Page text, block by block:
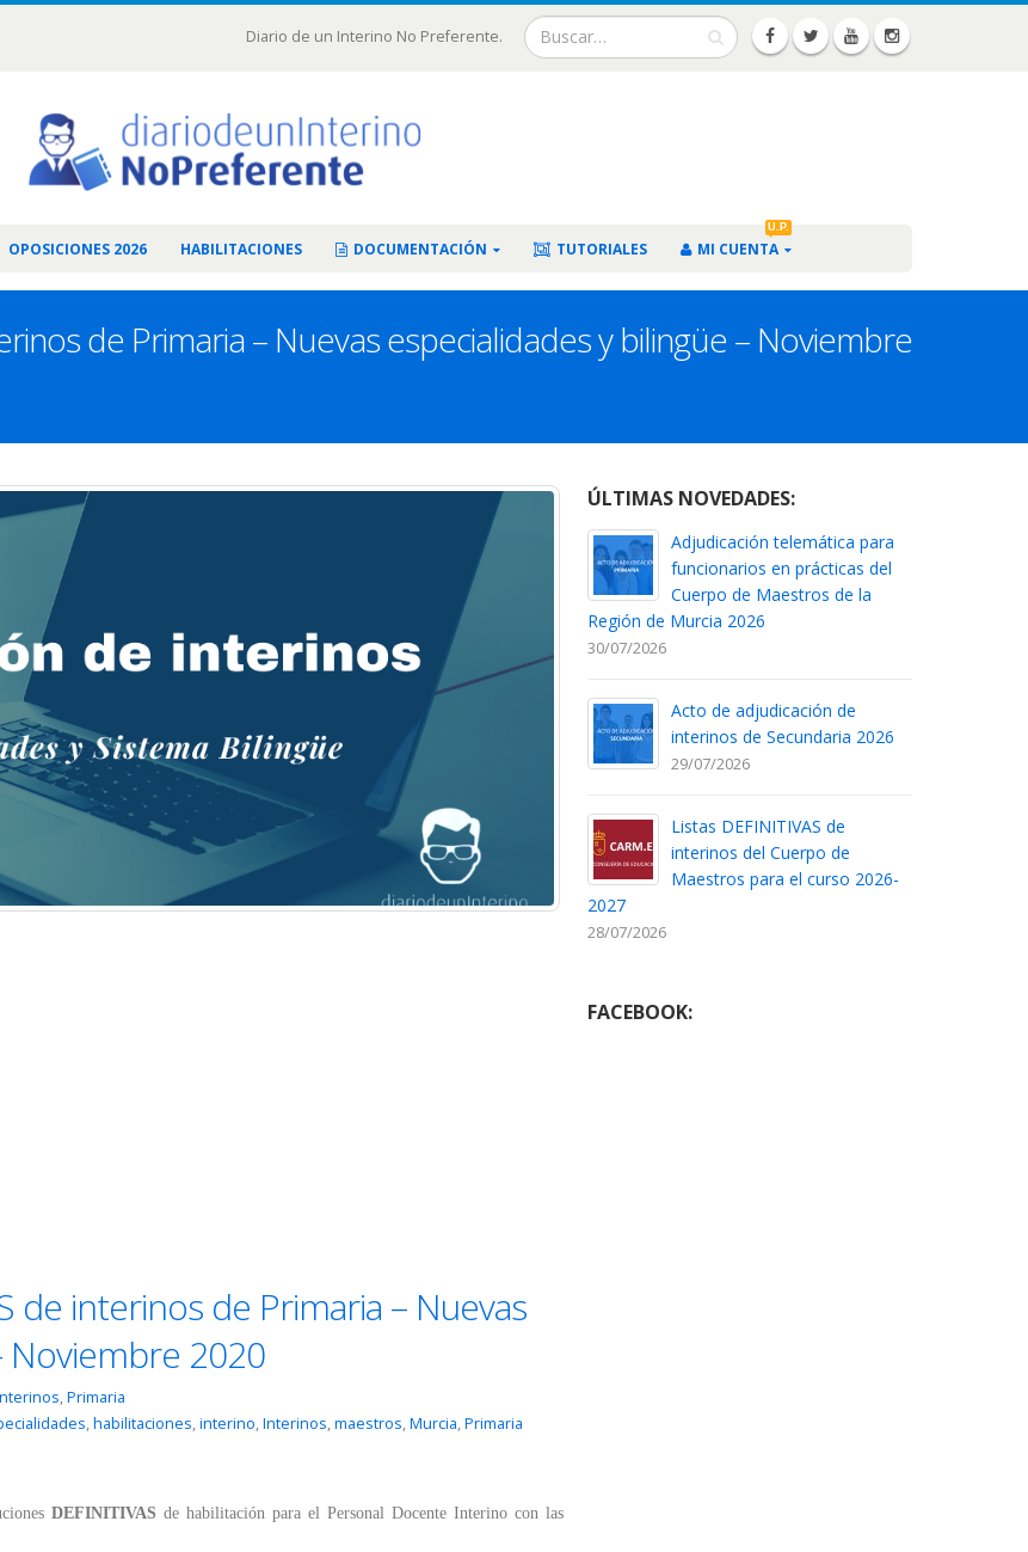
Diario de un Interino No Preferente.
OPOSICIONES 2026 HABILITACIONES DOCUMENTACIÓN TUTORIALES MI CUENTA
U.P.
de Primaria – Nuevas especialidades y bilingüe – Noviembre
de interinos de Primaria – Nuevas
Noviembre 2020
,Primaria
,habilitaciones,interino,Interinos,maestros,Murcia,Primaria
DEFINITIVAS de habilitación para el Personal Docente Interino con las
ÚLTIMAS NOVEDADES:
Adjudicación telemática para
funcionarios en prácticas del
Cuerpo de Maestros de la
Región de Murcia 2026
30/07/2026
Acto de adjudicación de
interinos de Secundaria 2026
29/07/2026
Listas DEFINITIVAS de
interinos del Cuerpo de
Maestros para el curso 2026-
2027
28/07/2026
FACEBOOK: